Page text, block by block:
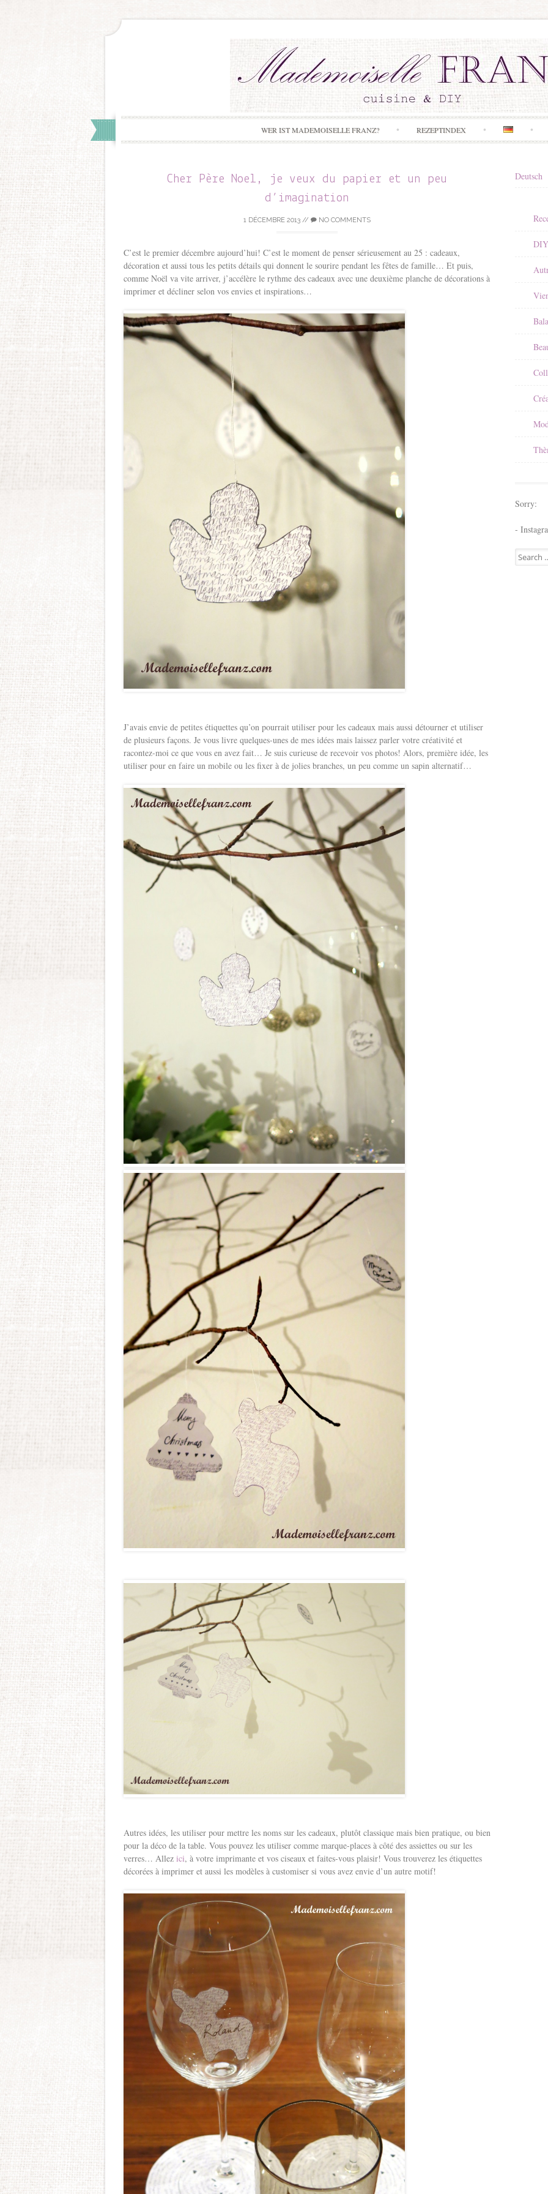
WER IST MADEMOISELLE FRANZ? REZEPTINDEX
Cher Père Noel, je veux du papier et un peu
d’imagination
1 DÉCEMBRE 2013 // NO COMMENTS
C’est le premier décembre aujourd’hui! C’est le moment de penser sérieusement au 25 : cadeaux,
décoration et aussi tous les petits détails qui donnent le sourire pendant les fêtes de famille… Et puis,
comme Noël va vite arriver, j’accélère le rythme des cadeaux avec une deuxième planche de décorations à
imprimer et décliner selon vos envies et inspirations…
J’avais envie de petites étiquettes qu’on pourrait utiliser pour les cadeaux mais aussi détourner et utiliser
de plusieurs façons. Je vous livre quelques-unes de mes idées mais laissez parler votre créativité et
racontez-moi ce que vous en avez fait… Je suis curieuse de recevoir vos photos! Alors, première idée, les
utiliser pour en faire un mobile ou les fixer à de jolies branches, un peu comme un sapin alternatif…
Autres idées, les utiliser pour mettre les noms sur les cadeaux, plutôt classique mais bien pratique, ou bien
pour la déco de la table. Vous pouvez les utiliser comme marque-places à côté des assiettes ou sur les
verres… Allez ici, à votre imprimante et vos ciseaux et faites-vous plaisir! Vous trouverez les étiquettes
décorées à imprimer et aussi les modèles à customiser si vous avez envie d’un autre motif!
Deutsch
DIY
Sorry:
-
Search